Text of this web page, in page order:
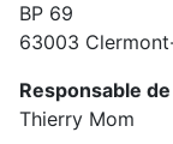
BP 69
63003
Responsable
Thierry Mom